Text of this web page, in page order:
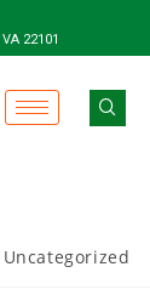
22101
Uncategorized